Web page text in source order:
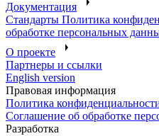
Документация
Стандарты Политика
обработке персональных
О проекте
Партнеры и ссылки
English version
Правовая информация
Политика
Соглашение об обработке
Разработка